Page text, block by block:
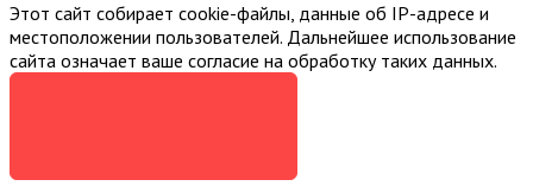
Этот сайт собирает cookie-файлы, данные об IP-адресе и
местоположении пользователей. Дальнейшее использование
сайта означает ваше согласие на обработку таких данных.